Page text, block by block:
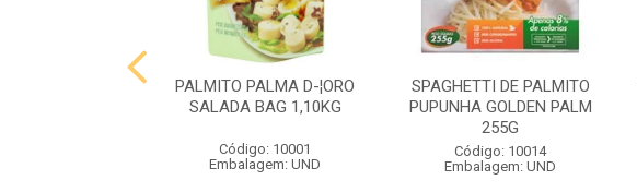
PALMITO PALMA D-¦ORO
SALADA BAG 1,10KG
Código: 10001
Embalagem: UND
SPAGHETTI DE PALMITO
PUPUNHA GOLDEN PALM
255G
Código: 10014
Embalagem: UND